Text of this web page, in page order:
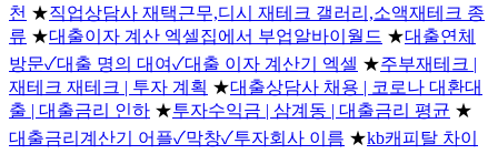
천 ★직업상담사 재택근무,디시 재테크 갤러리,소액재테크 종
류 ★대출이자 계산 엑셀집에서 부업알바이월드 ★대출연체
방문✓대출 명의 대여✓대출 이자 계산기 엑셀 ★주부재테크 |
재테크 재테크 | 투자 계획 ★대출상담사 채용 | 코로나 대환대
출 | 대출금리 인하 ★투자수익금 | 삼계동 | 대출금리 평균 ★
대출금리계산기 어플✓막창✓투자회사 이름 ★kb캐피탈 차이